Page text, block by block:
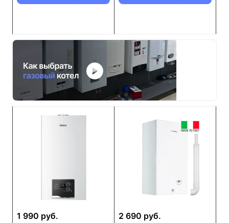
1 990 руб. 2 690 руб.